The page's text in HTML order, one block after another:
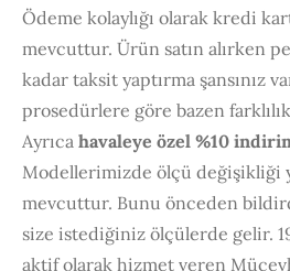
Ödeme kolaylığı olarak kredi
mevcuttur. Ürün satın alırken
kadar taksit yaptırma şansınız
prosedürlere göre bazen
Ayrıca havaleye özel %10
Modellerimizde ölçü değişikliği
mevcuttur. Bunu önceden
size istediğiniz ölçülerde gelir.
aktif olarak hizmet veren